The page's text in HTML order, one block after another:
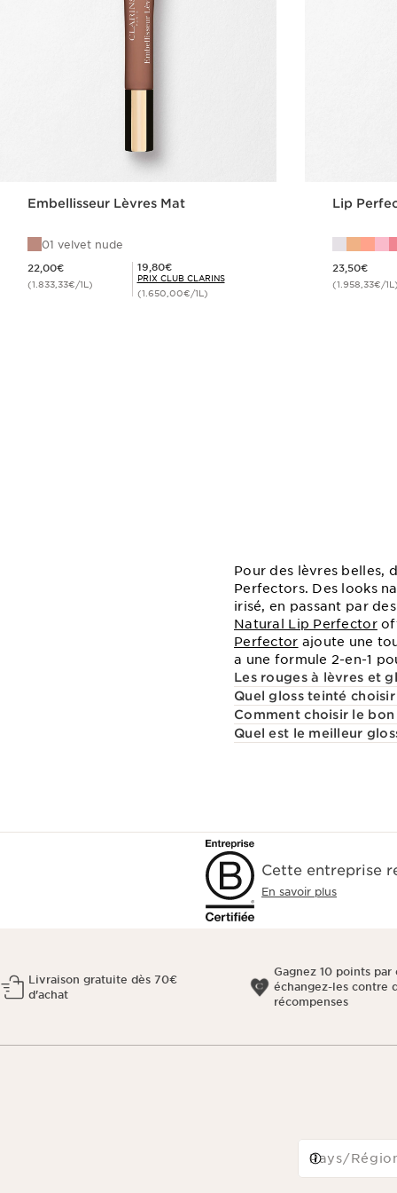
Embellisseur Lèvres Mat
01 velvet nude
22,00€
(1.833,33€/1L)
Prix Club Clarins 19,80€
19,80€
PRIX CLUB CLARINS
(1.650,00€/1L)
Lip
23,50€
(1.958,33€/1L)
Pour des lèvres belles,
Perfectors. Des looks
irisé, en passant par
Natural Lip Perfector
Perfector ajoute une
a une formule 2-en-1
Les rouges à lèvres et
Quel gloss teinté
Comment choisir le bon
Quel est le meilleur
Cette entreprise
En savoir plus
Livraison gratuite dès 70€
d'achat
Gagnez 10 points par
échangez-les contre
récompenses
Pays/